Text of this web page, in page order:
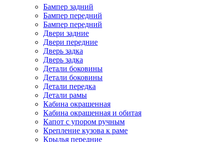
Бампер задний
Бампер передний
Бампер передний
Двери задние
Двери передние
Дверь задка
Дверь задка
Детали боковины
Детали боковины
Детали передка
Детали рамы
Кабина окрашенная
Кабина окрашенная и обитая
Капот с упором ручным
Крепление кузова к раме
Крылья передние